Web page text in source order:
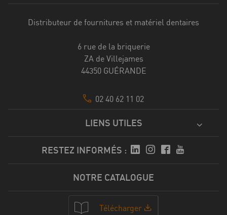
Distributeur de fournitures et matériel dentaires
6 rue de la briquerie
ZA de Villejames
44350 GUÉRANDE
02 40 62 11 02
LIENS UTILES
RESTEZ INFORMÉS :
NOTRE CATALOGUE
Télécharger